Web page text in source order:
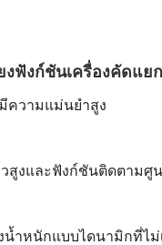
งฟังก์ชันเครื่องคัดแย
ความแม่นยำสูง
วสูงและฟังก์ชันติดตามศู
ำหนักแบบไดนามิกที่ไ